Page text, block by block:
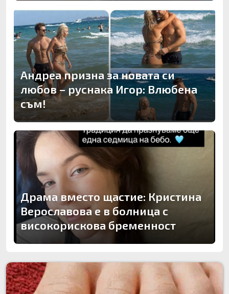
Андреа призна за новата си
любов – руснака Игор: Влюбена
съм!
Драма вместо щастие: Кристина
Верославова е в болница с
високорискова бременност